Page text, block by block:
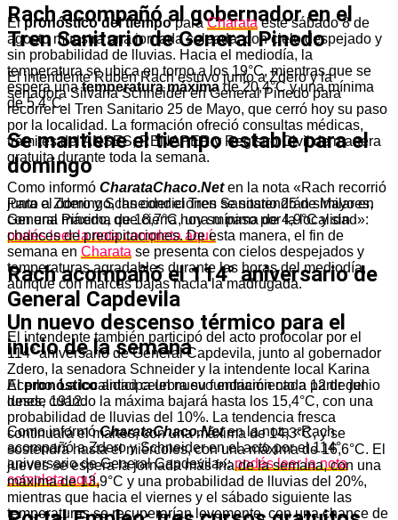
Rach acompañó al gobernador en el
Tren Sanitario de General Pinedo
El intendente Rubén Rach estuvo junto a Zdero y la
senadora Silvana Schneider en General Pinedo para
recorrer el Tren Sanitario 25 de Mayo, que cerró hoy su paso
por la localidad. La formación ofreció consultas médicas,
trámites del ANSES, RENAPER y Registro Civil de manera
gratuita durante toda la semana.
Como informó CharataChaco.Neten la nota «Rach recorrió
junto a Zdero y Schneider el Tren Sanitario 25 de Mayo en
General Pinedo, que cierra hoy su paso por la localidad»:
podés leer la nota completa aquí.
Rach acompañó el 114° aniversario de
General Capdevila
El intendente también participó del acto protocolar por el
114° aniversario de General Capdevila, junto al gobernador
Zdero, la senadora Schneider y la intendente local Karina
Acerbo. La localidad celebra su fundación cada 12 de junio
desde 1912.
Como informóCharataChaco.Neten la nota «Rach
acompañó a Zdero y Schneider en el acto por el 114°
aniversario de General Capdevila»:podés leer la nota
completa aquí.
Elpronóstico del tiempoparaCharataeste sábado 8 de
agosto muestra una jornada soleada, con cielo despejado y
sin probabilidad de lluvias. Hacia el mediodía, la
temperatura se ubica en torno a los 19°C, mientras que se
espera unatemperatura máximade 20,4°C y una mínima
de 5,4°C.
Se mantiene el tiempo estable para el
domingo
Para el domingo, las condiciones se sostendrán similares,
con una máxima de 18,7°C, una mínima de 4,9°C y sin
chances de precipitaciones. De esta manera, el fin de
semana en Charata se presenta con cielos despejados y
temperaturas agradables durante las horas del mediodía,
aunque con marcas bajas hacia la madrugada.
Un nuevo descenso térmico para el
inicio de la semana
Elpronósticoanticipa un nuevo enfriamiento a partir del
lunes, cuando la máxima bajará hasta los 15,4°C, con una
probabilidad de lluvias del 10%. La tendencia fresca
continuará el martes, con una máxima de 14,3°C, y se
sostendrá hasta el miércoles, con una máxima de 16,6°C. El
jueves se espera la jornada más fría de la semana, con una
máxima de 13,9°C y una probabilidad de lluvias del 20%,
mientras que hacia el viernes y el sábado siguiente las
temperaturas se recuperarían levemente, con una chance de